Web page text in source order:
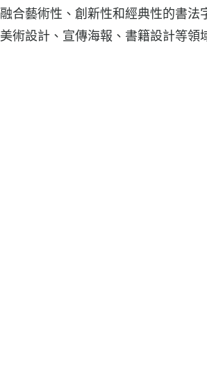
融合藝術性、創新性和經典性的書法
美術設計、宣傳海報、書籍設計等領